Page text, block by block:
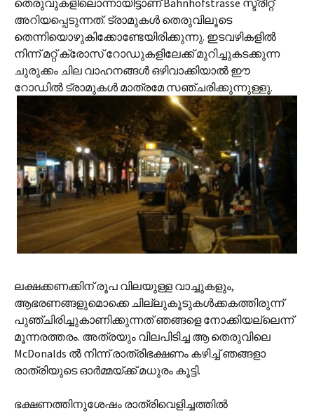
തെരുവുകളിലൊന്നായിട്ടാണ് Bahnhofstrasse സ്ട്രീറ്റ്
അറിയപ്പെടുന്നത്. ട്രാമുകള്‍ തെരുവിലൂടെ
തെന്നിയൊഴുകിക്കോണ്ടേയിരിക്കുന്നു. ഇടവഴികളില്‍
നിന്ന് മറ്റ് ക്രോസ് റോഡുകളിലേക്ക് മുറിച്ചുകടക്കുന്ന
ചുരുക്കം ചില വാഹനങ്ങള്‍ ഒഴിവാക്കിയാല്‍ ഈ
റോഡില്‍ ട്രാമുകള്‍ മാത്രമേ സഞ്ചരിക്കുന്നുള്ളൂ.
ലക്ഷക്കണക്കിന് രൂപ വിലയുള്ള വാച്ചുകളും,
ആഭരണങ്ങളുമൊക്കെ ചില്ലുകൂടുകള്‍ക്കകത്തിരുന്ന്
പുഞ്ചിരിച്ചുകാണിക്കുന്നത് ഞങ്ങളെ നോക്കിയല്ലെന്ന്
മൂ‍ന്നരത്തരം. അത്രയും വിലപിടിച്ച ആ തെരുവിലെ
McDonalds ല്‍‍ നിന്ന് രാത്രിഭക്ഷണം കഴിച്ച് ഞങ്ങളാ
രാത്രിയുടെ ഓര്‍മ്മയ്ക്ക് മധുരം കൂട്ടി.
ഭക്ഷണത്തിനുശേഷം രാത്രിവെളിച്ചത്തില്‍